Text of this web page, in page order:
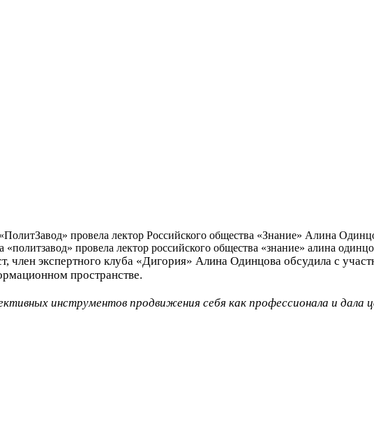
провела лектор Российского общества «Знание» Алина
член экспертного клуба «Дигория» Алина Одинцова обсудила с
пространстве.
инструментов продвижения себя как профессионала и дала